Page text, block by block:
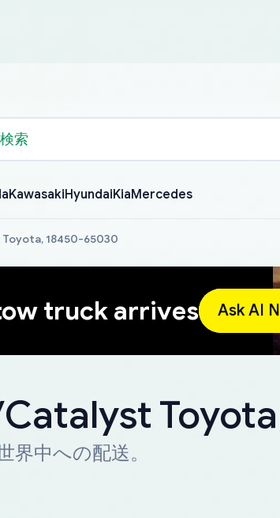
KawasakiHyundaiKiaMercedes
18450-65030
truck arrives Ask AI
中への配送。